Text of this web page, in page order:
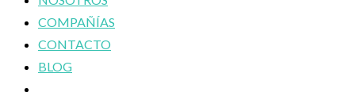
COMPAÑÍAS
CONTACTO
BLOG